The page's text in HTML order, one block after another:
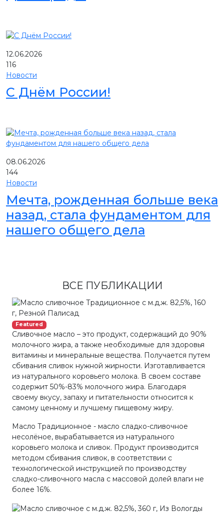
12.06.2026
116
Новости
С Днём России!
08.06.2026
144
Новости
Мечта, рожденная больше века
назад, стала фундаментом для
нашего общего дела
ВСЕ ПУБЛИКАЦИИ
Featured
Сливочное масло – это продукт, содержащий до 90%
молочного жира, а также необходимые для здоровья
витамины и минеральные вещества. Получается путем
сбивания сливок нужной жирности. Изготавливается
из натурального коровьего молока. В своем составе
содержит 50%-83% молочного жира. Благодаря
своему вкусу, запаху и питательности относится к
самому ценному и лучшему пищевому жиру.
Масло Традиционное - масло сладко-сливочное
несолёное, вырабатывается из натурального
коровьего молока и сливок. Продукт производится
методом сбивания сливок, в соответствии с
технологической инструкцией по производству
сладко-сливочного масла с массовой долей влаги не
более 16%.